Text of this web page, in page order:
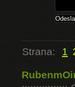
Strana: 1